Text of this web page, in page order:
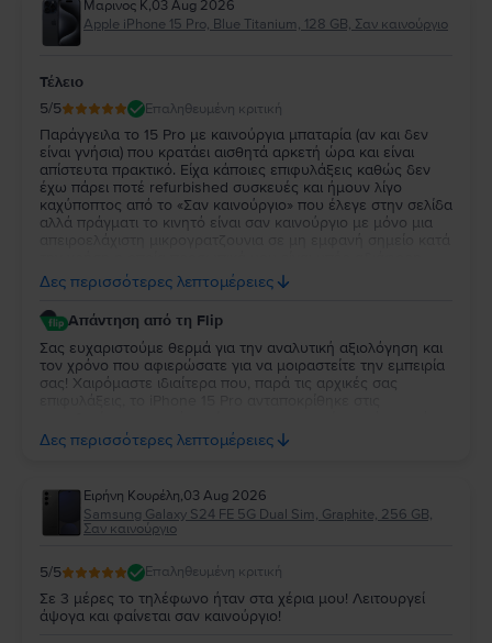
Μαρινος Κ,03 Aug 2026
Apple iPhone 15 Pro, Blue Titanium, 128 GB, Σαν καινούργιο
Τέλειο
5/5 Επαληθευμένη κριτική
Παράγγειλα το 15 Pro με καινούργια μπαταρία (αν και δεν
είναι γνήσια) που κρατάει αισθητά αρκετή ώρα και είναι
απίστευτα πρακτικό. Είχα κάποιες επιφυλάξεις καθώς δεν
έχω πάρει ποτέ refurbished συσκευές και ήμουν λίγο
καχύποπτος από το «Σαν καινούργιο» που έλεγε στην σελίδα
αλλά πράγματι το κινητό είναι σαν καινούργιο με μόνο μια
Κατά τα άλλα το κινητό λειτουργεί όπως θα έπρεπε, η οθόνη
είναι απίστευτη και η κάμερες εξίσου τέλειες. Έχω διαβάσει
από άλλα σχόλια με κακές κριτικές ότι τα κινητά που τους
έστελναν είχαν κάποια δυσλειτουργία είτε με τον έναν είτε
με τον άλλον τρόπο αλλά εγώ προσωπικά πιστεύω το κινητό
λειτουργεί άψογα και χωρίς την παραμικρή δυσλειτουργία.
Δες περισσότερες λεπτομέρειες
Απάντηση από τη Flip
Σας ευχαριστούμε θερμά για την αναλυτική αξιολόγηση και
τον χρόνο που αφιερώσατε για να μοιραστείτε την εμπειρία
σας! Χαιρόμαστε ιδιαίτερα που, παρά τις αρχικές σας
την κατάστασή της όσο και από την απόδοσή της. Η
εμπιστοσύνη σας και τα σχόλιά σας είναι ιδιαίτερα σημαντικά
προσφέρουμε την καλύτερη δυνατή εμπειρία στους πελάτες
μας. Σας ευχαριστούμε που επιλέξατε τη Flip και σας
ευχόμαστε να χαρείτε τη συσκευή σας για πολύ καιρό!
Δες περισσότερες λεπτομέρειες
Ειρήνη Κουρέλη,03 Aug 2026
Samsung Galaxy S24 FE 5G Dual Sim, Graphite, 256 GB,
Σαν καινούργιο
5/5 Επαληθευμένη κριτική
Σε 3 μέρες το τηλέφωνο ήταν στα χέρια μου! Λειτουργεί
άψογα και φαίνεται σαν καινούργιο!